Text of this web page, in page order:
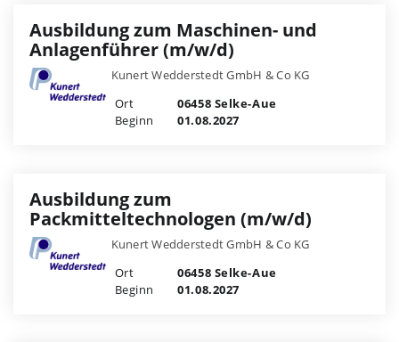
Ausbildung zum Maschinen- und
Anlagenführer (m/w/d)
Kunert Wedderstedt GmbH & Co KG
Ort
06458 Selke-Aue
Beginn
01.08.2027
Ausbildung zum
Packmitteltechnologen (m/w/d)
Kunert Wedderstedt GmbH & Co KG
Ort
06458 Selke-Aue
Beginn
01.08.2027